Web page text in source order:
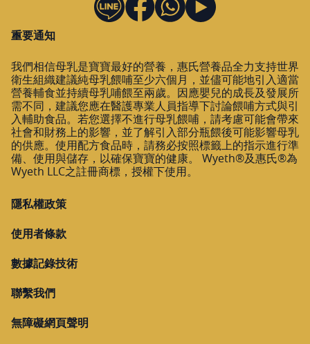
重要通知
我們相信母乳是寶寶最好的營養，惠氏營養品全力支持世界
衛生組織建議純母乳餵哺至少六個月，並儘可能地引入適當
營養輔食並持續母乳哺餵至兩歲。因應嬰兒的成長及發展所
需不同，建議您應在醫護專業人員指導下討論餵哺方式與引
入輔助食品。若您選擇不進行母乳餵哺，請考慮可能會帶來
社會和財務上的影響，並了解引入部分瓶餵後可能影響母乳
的供應。使用配方食品時，請務必按照標籤上的指示進行準
備、使用與儲存，以確保寶寶的健康。 Wyeth®及惠氏®為
Wyeth LLC之註冊商標，授權下使用。
隱私權政策
使用者條款
數據記錄技術
聯繫我們
無障礙網頁聲明